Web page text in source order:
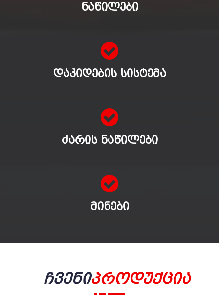
ᲜᲐᲬᲘᲚᲔᲑᲘ
ᲓᲐᲙᲘᲓᲔᲑᲘᲡ ᲡᲘᲡᲢᲔᲛᲐ
ᲫᲐᲠᲘᲡ ᲜᲐᲬᲘᲚᲔᲑᲘ
ᲛᲘᲜᲔᲑᲘ
ᲩვენიᲞროდუქცია